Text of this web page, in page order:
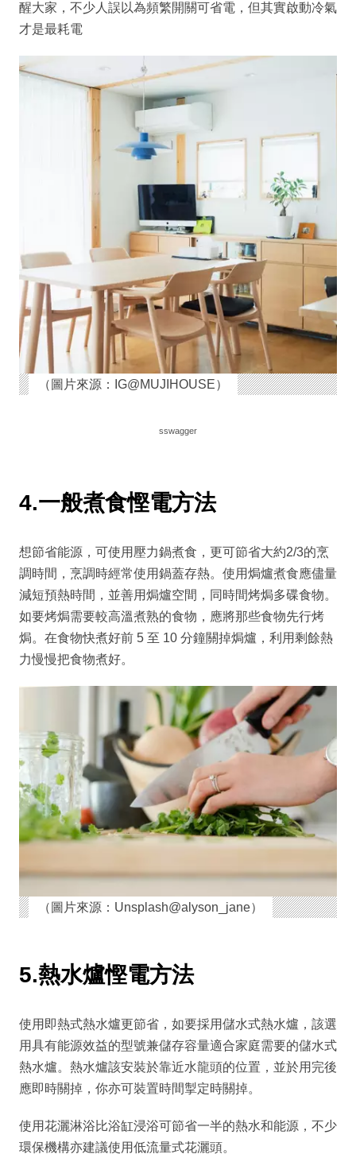
醒大家，不少人誤以為頻繁開關可省電，但其實啟動冷氣
才是最耗電
（圖片來源：IG@MUJIHOUSE）
sswagger
4.一般煮食慳電方法
想節省能源，可使用壓力鍋煮食，更可節省大約2/3的烹
調時間，烹調時經常使用鍋蓋存熱。使用焗爐煮食應儘量
減短預熱時間，並善用焗爐空間，同時間烤焗多碟食物。
如要烤焗需要較高溫煮熟的食物，應將那些食物先行烤
焗。在食物快煮好前 5 至 10 分鐘關掉焗爐，利用剩餘熱
力慢慢把食物煮好。
（圖片來源：Unsplash@alyson_jane）
5.熱水爐慳電方法
使用即熱式熱水爐更節省，如要採用儲水式熱水爐，該選
用具有能源效益的型號兼儲存容量適合家庭需要的儲水式
熱水爐。熱水爐該安裝於靠近水龍頭的位置，並於用完後
應即時關掉，你亦可裝置時間掣定時關掉。
使用花灑淋浴比浴缸浸浴可節省一半的熱水和能源，不少
環保機構亦建議使用低流量式花灑頭。